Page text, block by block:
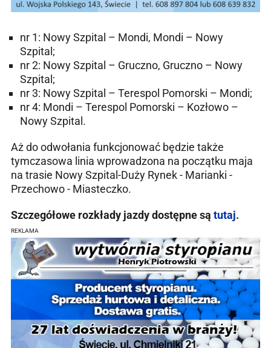
nr 1: Nowy Szpital – Mondi, Mondi – Nowy
Szpital;
nr 2: Nowy Szpital – Gruczno, Gruczno – Nowy
Szpital;
nr 3: Nowy Szpital – Terespol Pomorski – Mondi;
nr 4: Mondi – Terespol Pomorski – Kozłowo –
Nowy Szpital.
Aż do odwołania funkcjonować będzie także
tymczasowa linia wprowadzona na początku maja
na trasie Nowy Szpital-Duży Rynek - Marianki -
Przechowo - Miasteczko.
Szczegółowe rozkłady jazdy dostępne są tutaj.
REKLAMA